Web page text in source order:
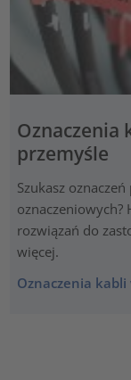
Oznaczenia
przemyśle
Szukasz
rozwiązań do
więcej.
Oznaczenia kabli